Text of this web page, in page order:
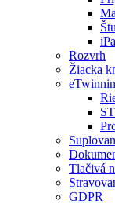
Rozvrh
Žiacka
Tlačivá
GDPR